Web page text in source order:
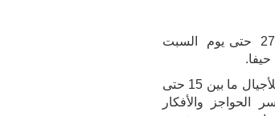
نظم مركز مساواة ورشات شبابية صيفية لمدة 5 أيام متتالية ابتدأت من يوم الثلاثاء 27.7.2021 حتى يوم السبت
بمشاركة حوالي 50 شاب وشابة من مختلف المناطق الجغرافية من أقصى الشمال حتى النقب للأجيال ما بين 15 حتى
الحواجز والأفكار